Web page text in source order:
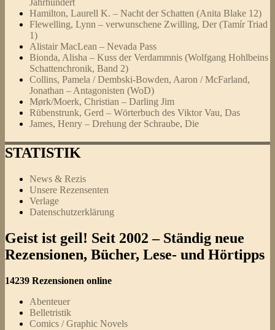
Jahrhundert
Hamilton, Laurell K. – Nacht der Schatten (Anita Blake 12)
Flewelling, Lynn – verwunschene Zwilling, Der (Tamír Triad
1)
Alistair MacLean – Nevada Pass
Bionda, Alisha – Kuss der Verdammnis (Wolfgang Hohlbeins
Schattenchronik, Band 2)
Collins, Pamela / Dembski-Bowden, Aaron / McFarland,
Jonathan – Antagonisten (WoD)
Mørk/Moerk, Christian – Darling Jim
Rübenstrunk, Gerd – Wörterbuch des Viktor Vau, Das
James, Henry – Drehung der Schraube, Die
STATISTIK
News & Rezis
Unsere Rezensenten
Verlage
Datenschutzerklärung
Geist ist geil! Seit 2002 – Ständig neue
Rezensionen, Bücher, Lese- und Hörtipps
14239 Rezensionen online
Abenteuer
Belletristik
Comics / Graphic Novels